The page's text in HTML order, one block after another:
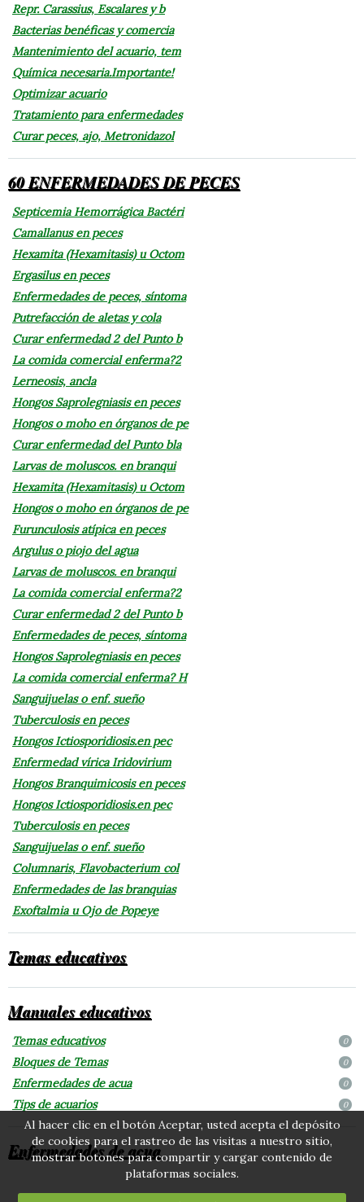
Repr. Carassius, Escalares y b
Bacterias benéficas y comercia
Mantenimiento del acuario, tem
Química necesaria.Importante!
Optimizar acuario
Tratamiento para enfermedades
Curar peces, ajo, Metronidazol
60 ENFERMEDADES DE PECES
Septicemia Hemorrágica Bactéri
Camallanus en peces
Hexamita (Hexamitasis) u Octom
Ergasilus en peces
Enfermedades de peces, síntoma
Putrefacción de aletas y cola
Curar enfermedad 2 del Punto b
La comida comercial enferma?2
Lerneosis, ancla
Hongos Saprolegniasis en peces
Hongos o moho en órganos de pe
Curar enfermedad del Punto bla
Larvas de moluscos. en branqui
Hexamita (Hexamitasis) u Octom
Hongos o moho en órganos de pe
Furunculosis atípica en peces
Argulus o piojo del agua
Larvas de moluscos. en branqui
La comida comercial enferma?2
Curar enfermedad 2 del Punto b
Enfermedades de peces, síntoma
Hongos Saprolegniasis en peces
La comida comercial enferma? H
Sanguijuelas o enf. sueño
Tuberculosis en peces
Hongos Ictiosporidiosis.en pec
Enfermedad vírica Iridovirium
Hongos Branquimicosis en peces
Hongos Ictiosporidiosis.en pec
Tuberculosis en peces
Sanguijuelas o enf. sueño
Columnaris, Flavobacterium col
Enfermedades de las branquias
Exoftalmia u Ojo de Popeye
Temas educativos
Manuales educativos
Temas educativos 0
Bloques de Temas 0
Enfermedades de acua 0
Tips de acuarios 0
Enfermedades de acua
Al hacer clic en el botón Aceptar, usted acepta el depósito
de cookies para el rastreo de las visitas a nuestro sitio,
mostrar botones para compartir y cargar contenido de
plataformas sociales.